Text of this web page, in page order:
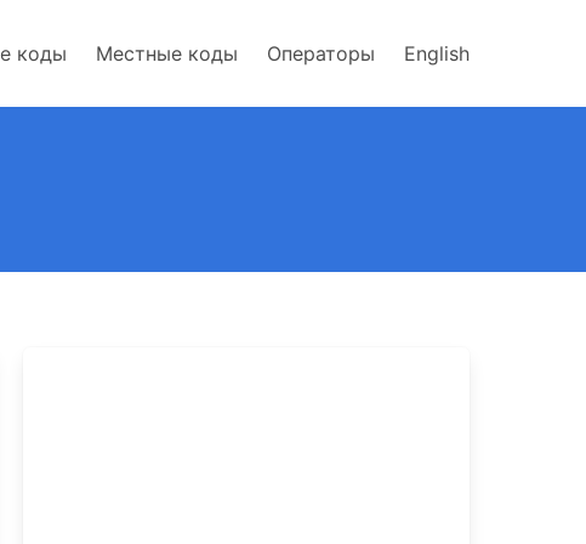
коды Местные коды Операторы English